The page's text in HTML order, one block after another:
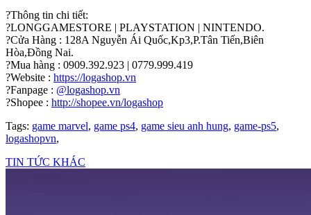
?Thông tin chi tiết:
?LONGGAMESTORE | PLAYSTATION | NINTENDO.
?Cửa Hàng : 128A Nguyễn Ái Quốc,Kp3,P.Tân Tiến,Biên
Hòa,Đồng Nai.
?Mua hàng : 0909.392.923 | 0779.999.419
?Website : https://logashop.vn
?Fanpage : @logashop.vn
?️Shopee : http://shopee.vn/logashop
Tags: game marvel, game ps4, game sieu anh hung, game-ps5,
logashopvn,
TIN TỨC KHÁC